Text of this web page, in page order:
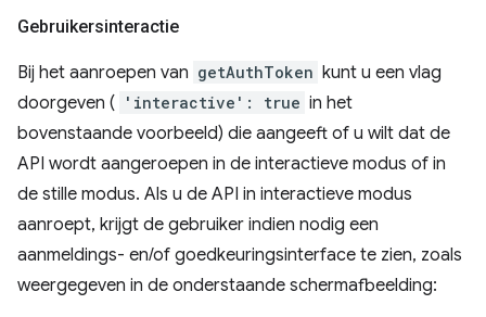
Gebruikersinteractie
Bij het aanroepen van getAuthToken kunt u een vlag
doorgeven (
'interactive': true in het
bovenstaande voorbeeld) die aangeeft of u wilt dat de
API wordt aangeroepen in de interactieve modus of in
de stille modus. Als u de API in interactieve modus
aanroept, krijgt de gebruiker indien nodig een
aanmeldings- en/of goedkeuringsinterface te zien, zoals
weergegeven in de onderstaande schermafbeelding: